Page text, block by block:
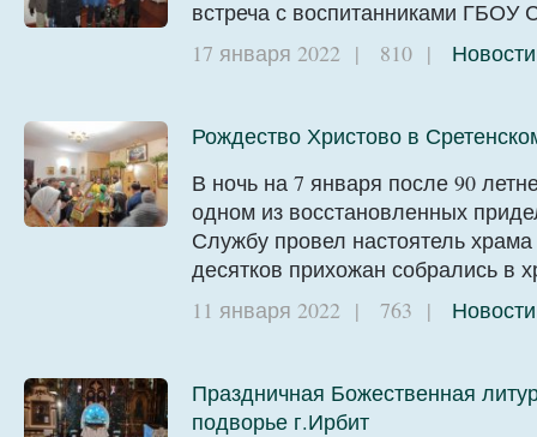
встреча с воспитанниками
17 января 2022 | 810 | Новости
Рождество Христово в
В ночь на 7 января после 90
одном из восстановленных
Службу провел настоятель
десятков прихожан собрались в
11 января 2022 | 763 | Новости
Праздничная Божественная
подворье г.Ирбит